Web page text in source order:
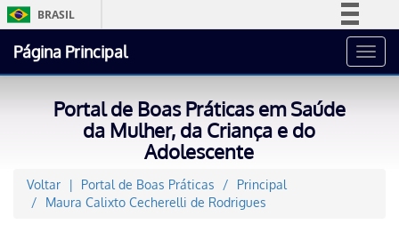
BRASIL
Acesso à informação
Canais
Página Principal
Portal de Boas Práticas em Saúde
da Mulher, da Criança e do
Adolescente
Voltar Portal de Boas Práticas
Principal
Maura Calixto Cecherelli de Rodrigues